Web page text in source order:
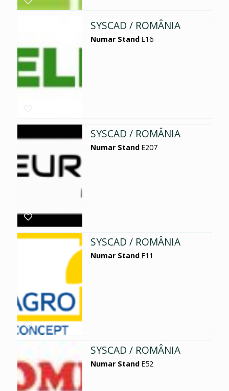
SYSCAD / ROMÂNIA
Numar Stand E16
SYSCAD / ROMÂNIA
Numar Stand E207
SYSCAD / ROMÂNIA
Numar Stand E11
SYSCAD / ROMÂNIA
Numar Stand E52